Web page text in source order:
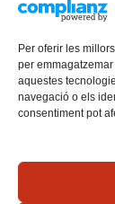
Per oferir les
per
aquestes
navegació o els
consentiment pot